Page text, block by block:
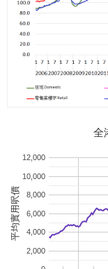
全
2,000
4,000
6,000
8,000
10,000
12,000
平均實用呎價